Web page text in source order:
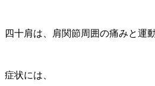
四十肩は、肩関節周囲の痛みと運
症状には、